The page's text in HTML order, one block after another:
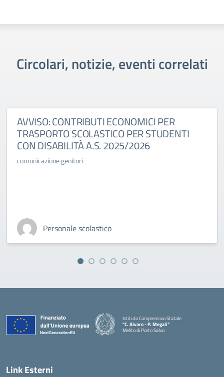
Circolari, notizie, eventi correlati
AVVISO: CONTRIBUTI ECONOMICI PER
TRASPORTO SCOLASTICO PER STUDENTI
CON DISABILITÀ A.S. 2025/2026
comunicazione genitori
Personale scolastico
Istituto Comprensivo Statale
"C. Alvaro - P. Megali"
Melito di Porto Salvo
Link Esterni